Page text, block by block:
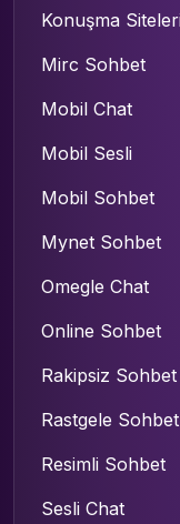
Konuşma
Mirc Sohbet
Mobil Chat
Mobil Sesli
Mobil Sohbet
Mynet Sohbet
Omegle Chat
Online Sohbet
Rakipsiz Sohbet
Rastgele Sohbet
Resimli Sohbet
Sesli Chat